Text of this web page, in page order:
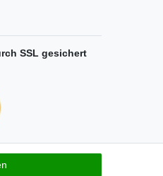
SSL gesichert